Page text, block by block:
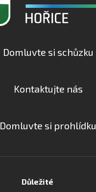
Domluvte si schůzku
Kontaktujte nás
Domluvte si prohlídku
Důležité